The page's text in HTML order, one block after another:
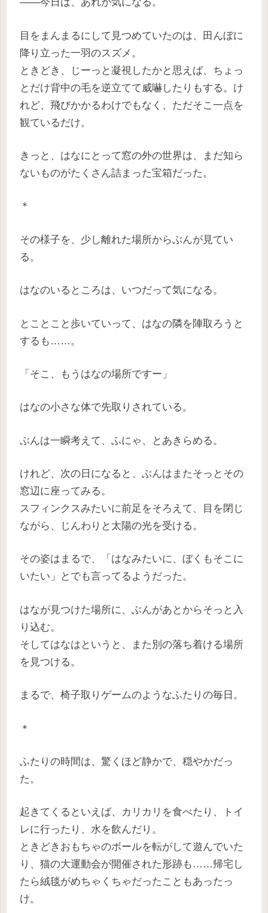
目をまんまるにして見つめていたのは、田んぼに
降り立った一羽のスズメ。
ときどき、じーっと凝視したかと思えば、ちょっ
とだけ背中の毛を逆立てて威嚇したりもする。け
れど、飛びかかるわけでもなく、ただそこ一点を
観ているだけ。
きっと、はなにとって窓の外の世界は、まだ知ら
ないものがたくさん詰まった宝箱だった。
＊
その様子を、少し離れた場所からぶんが見てい
る。
はなのいるところは、いつだって気になる。
とことこと歩いていって、はなの隣を陣取ろうと
するも……。
「そこ、もうはなの場所ですー」
はなの小さな体で先取りされている。
ぶんは一瞬考えて、ふにゃ、とあきらめる。
けれど、次の日になると、ぶんはまたそっとその
窓辺に座ってみる。
スフィンクスみたいに前足をそろえて、目を閉じ
ながら、じんわりと太陽の光を受ける。
その姿はまるで、「はなみたいに、ぼくもそこに
いたい」とでも言ってるようだった。
はなが見つけた場所に、ぶんがあとからそっと入
り込む。
そしてはなはというと、また別の落ち着ける場所
を見つける。
まるで、椅子取りゲームのようなふたりの毎日。
＊
ふたりの時間は、驚くほど静かで、穏やかだっ
た。
起きてくるといえば、カリカリを食べたり、トイ
レに行ったり、水を飲んだり。
ときどきおもちゃのボールを転がして遊んでいた
り、猫の大運動会が開催された形跡も……帰宅し
たら絨毯がめちゃくちゃだったこともあったっ
け。